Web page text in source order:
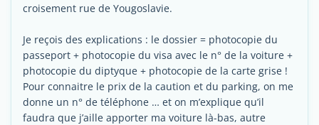
croisement rue de Yougoslavie.
Je reçois des explications : le dossier = photocopie du
passeport + photocopie du visa avec le n° de la voiture +
photocopie du diptyque + photocopie de la carte grise !
Pour connaitre le prix de la caution et du parking, on me
donne un n° de téléphone … et on m’explique qu’il
faudra que j’aille apporter ma voiture là-bas, autre